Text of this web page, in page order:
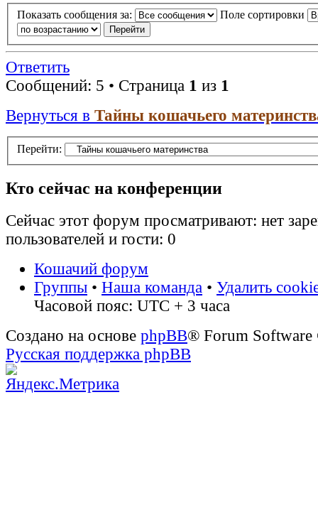
Показать сообщения за: Поле сортировки
Ответить
Сообщений: 5 • Страница 1 из 1
Вернуться в Тайны кошачьего
Перейти:
Кто сейчас на конференции
Сейчас этот форум просматривают: нет
пользователей и гости: 0
Кошачий форум
Группы • Наша команда • Удалить
Часовой пояс: UTC + 3 часа
Создано на основе phpBB® Forum
Русская поддержка phpBB